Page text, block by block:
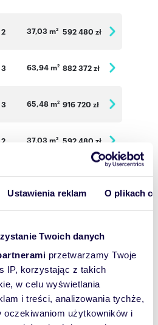
Ustawienia reklam O plikach
Twoich danych
przetwarzamy Twoje
IP, korzystając z takich
w celu wyświetlania
i treści, analizowania tychże,
oczekiwaniom użytkowników i
2 37,03 m2 592 480 zł
3 63,94 m2 882 372 zł
3 65,48 m2 916 720 zł
2 37,03 m2 592 480 zł
3 63,94 m 895 160 zł
3 65,48 m2 916 720 zł
2 37,03 m2 592 480 zł
490 467 zł